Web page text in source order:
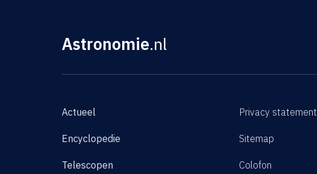
Astronomie.nl
Actueel
Encyclopedie
Telescopen
Privacy statement
Sitemap
Colofon